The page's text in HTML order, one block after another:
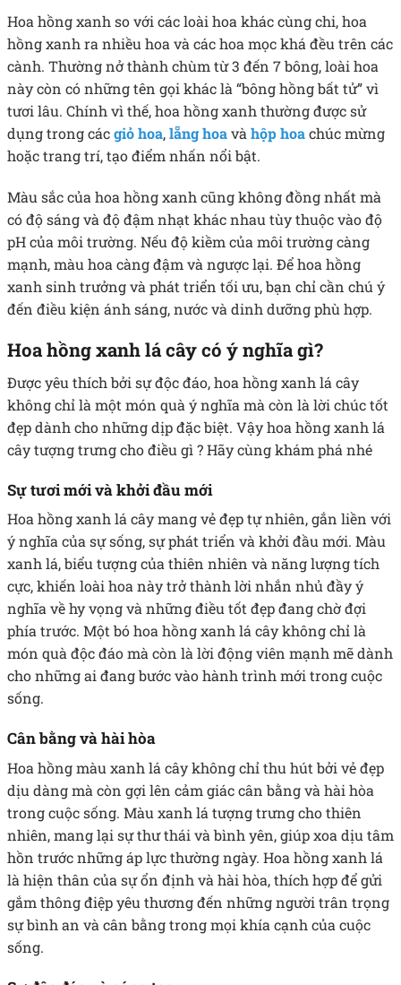
Hoa hồng xanh so với các loài hoa khác cùng chi, hoa
hồng xanh ra nhiều hoa và các hoa mọc khá đều trên các
cành. Thường nở thành chùm từ 3 đến 7 bông, loài hoa
này còn có những tên gọi khác là “bông hồng bất tử” vì
tươi lâu. Chính vì thế, hoa hồng xanh thường được sử
dụng trong cácgiỏ hoa,lẵng hoavàhộp hoachúc mừng
hoặc trang trí, tạo điểm nhấn nổi bật.
Màu sắc của hoa hồng xanh cũng không đồng nhất mà
có độ sáng và độ đậm nhạt khác nhau tùy thuộc vào độ
pH của môi trường. Nếu độ kiềm của môi trường càng
mạnh, màu hoa càng đậm và ngược lại. Để hoa hồng
xanh sinh trưởng và phát triển tối ưu, bạn chỉ cần chú ý
đến điều kiện ánh sáng, nước và dinh dưỡng phù hợp.
Hoa hồng xanh lá cây có ý nghĩa gì?
Được yêu thích bởi sự độc đáo, hoa hồng xanh lá cây
không chỉ là một món quà ý nghĩa mà còn là lời chúc tốt
đẹp dành cho những dịp đặc biệt. Vậy hoa hồng xanh lá
cây tượng trưng cho điều gì ? Hãy cùng khám phá nhé
Sự tươi mới và khởi đầu mới
Hoa hồng xanh lá cây mang vẻ đẹp tự nhiên, gắn liền với
ý nghĩa của sự sống, sự phát triển và khởi đầu mới. Màu
xanh lá, biểu tượng của thiên nhiên và năng lượng tích
cực, khiến loài hoa này trở thành lời nhắn nhủ đầy ý
nghĩa về hy vọng và những điều tốt đẹp đang chờ đợi
phía trước. Một bó hoa hồng xanh lá cây không chỉ là
món quà độc đáo mà còn là lời động viên mạnh mẽ dành
cho những ai đang bước vào hành trình mới trong cuộc
sống.
Cân bằng và hài hòa
Hoa hồng màu xanh lá cây không chỉ thu hút bởi vẻ đẹp
dịu dàng mà còn gợi lên cảm giác cân bằng và hài hòa
trong cuộc sống. Màu xanh lá tượng trưng cho thiên
nhiên, mang lại sự thư thái và bình yên, giúp xoa dịu tâm
hồn trước những áp lực thường ngày. Hoa hồng xanh lá
là hiện thân của sự ổn định và hài hòa, thích hợp để gửi
gắm thông điệp yêu thương đến những người trân trọng
sự bình an và cân bằng trong mọi khía cạnh của cuộc
sống.